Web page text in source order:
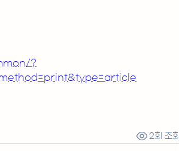
?
2회 조회